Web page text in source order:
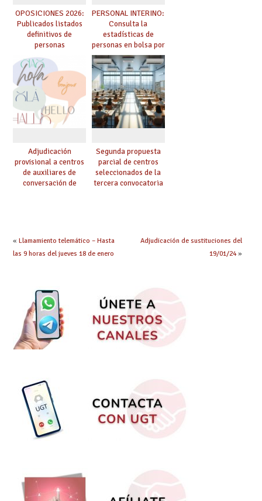
OPOSICIONES 2026:
Publicados listados
definitivos de
personas
seleccionadas. ¿Qué
hacer ahora si he
obtenido plaza?
PERSONAL INTERINO:
Consulta la
estadísticas de
personas en bolsa por
cuerpo, especialidad
y tipo de bolsa para
el curso 26/27
Adjudicación
provisional a centros
de auxiliares de
conversación de
Segunda propuesta
parcial de centros
seleccionados de la
tercera convocatoria
« Llamamiento telemático – Hasta
las 9 horas del jueves 18 de enero
Adjudicación de sustituciones del
19/01/24»